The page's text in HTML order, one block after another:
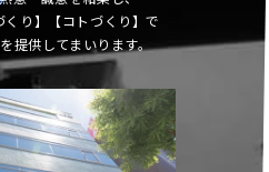
り】【コトづくり】で
提供してまいります。